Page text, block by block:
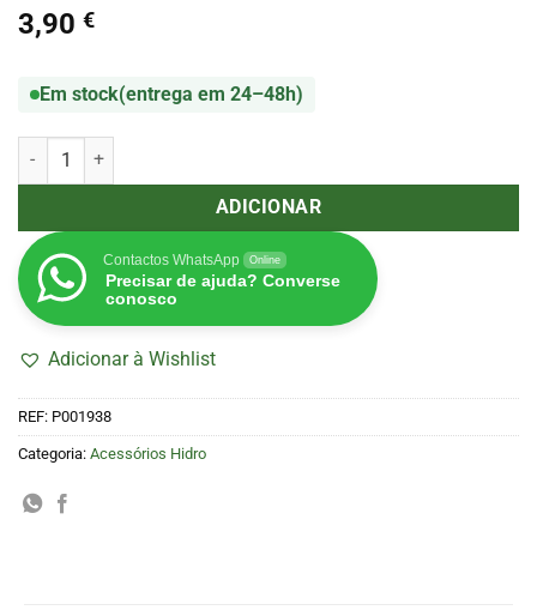
3,90 €
Em stock(entrega em 24–48h)
Quantidade de Conexão em T 16mm a 9mm AutoPot
ADICIONAR
Contactos WhatsApp Online
Precisar de ajuda? Converse
conosco
Adicionar à Wishlist
REF: P001938
Categoria: Acessórios Hidro